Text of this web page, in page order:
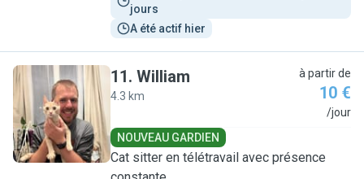
jours
A été actif hier
W
11. William
4.3 km
à partir de
10 €
/jour
NOUVEAU GARDIEN
Cat sitter en télétravail avec présence